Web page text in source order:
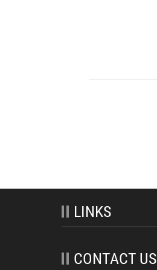
LINKS
CONTACT US